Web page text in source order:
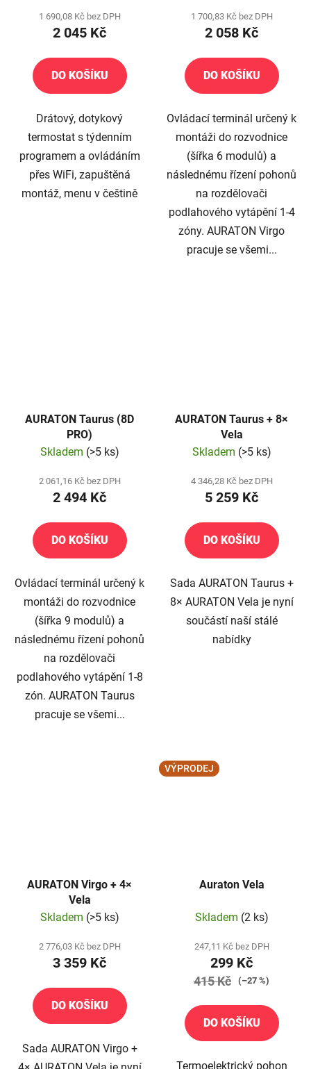
1 690,08 Kč bez DPH
2 045 Kč
DO KOŠÍKU
Drátový, dotykový
termostat s týdenním
programem a ovládáním
přes WiFi, zapuštěná
montáž, menu v češtině
1 700,83 Kč bez DPH
2 058 Kč
DO KOŠÍKU
Ovládací terminál určený k
montáži do rozvodnice
(šířka 6 modulů) a
následnému řízení pohonů
na rozdělovači
podlahového vytápění 1-4
zóny. AURATON Virgo
pracuje se všemi...
AURATON Taurus (8D
PRO)
Skladem (>5 ks)
2 061,16 Kč bez DPH
2 494 Kč
DO KOŠÍKU
Ovládací terminál určený k
montáži do rozvodnice
(šířka 9 modulů) a
následnému řízení pohonů
na rozdělovači
podlahového vytápění 1-8
zón. AURATON Taurus
pracuje se všemi...
AURATON Taurus + 8×
Vela
Skladem (>5 ks)
4 346,28 Kč bez DPH
5 259 Kč
DO KOŠÍKU
Sada AURATON Taurus +
8× AURATON Vela je nyní
součástí naší stálé
nabídky
AURATON Virgo + 4×
Vela
Skladem (>5 ks)
2 776,03 Kč bez DPH
3 359 Kč
DO KOŠÍKU
Sada AURATON Virgo +
VÝPRODEJ
Auraton Vela
Skladem (2 ks)
247,11 Kč bez DPH
299 Kč
415 Kč (–27 %)
DO KOŠÍKU
Termoelektrický pohon